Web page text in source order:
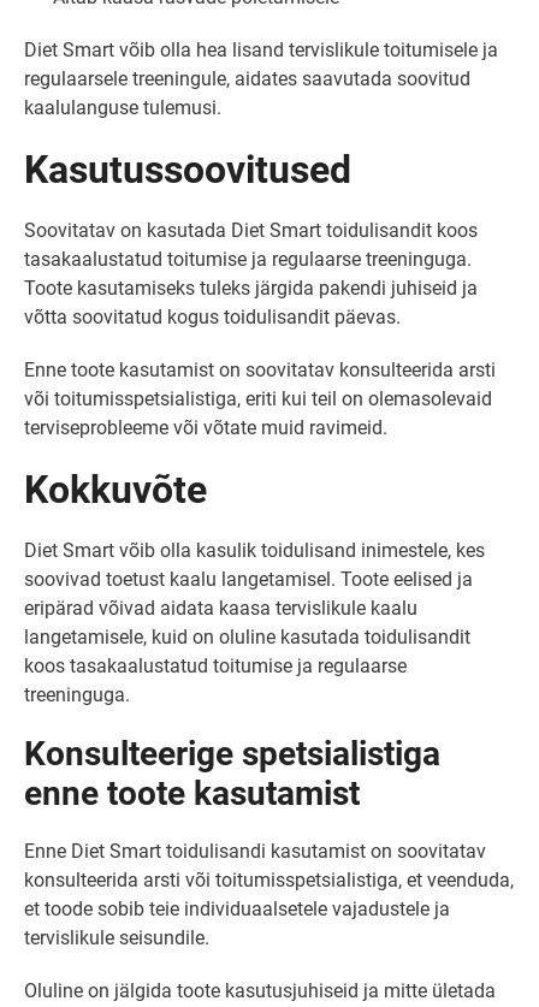
Diet Smart võib olla hea lisand tervislikule toitumisele ja
regulaarsele treeningule, aidates saavutada soovitud
kaalulanguse tulemusi.
Kasutussoovitused
Soovitatav on kasutada Diet Smart toidulisandit koos
tasakaalustatud toitumise ja regulaarse treeninguga.
Toote kasutamiseks tuleks järgida pakendi juhiseid ja
võtta soovitatud kogus toidulisandit päevas.
Enne toote kasutamist on soovitatav konsulteerida arsti
või toitumisspetsialistiga, eriti kui teil on olemasolevaid
terviseprobleeme või võtate muid ravimeid.
Kokkuvõte
Diet Smart võib olla kasulik toidulisand inimestele, kes
soovivad toetust kaalu langetamisel. Toote eelised ja
eripärad võivad aidata kaasa tervislikule kaalu
langetamisele, kuid on oluline kasutada toidulisandit
koos tasakaalustatud toitumise ja regulaarse
treeninguga.
Konsulteerige spetsialistiga
enne toote kasutamist
Enne Diet Smart toidulisandi kasutamist on soovitatav
konsulteerida arsti või toitumisspetsialistiga, et veenduda,
et toode sobib teie individuaalsetele vajadustele ja
tervislikule seisundile.
Oluline on jälgida toote kasutusjuhiseid ja mitte ületada